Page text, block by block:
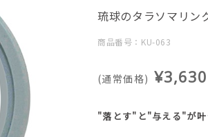
琉球のタラソマリン
商品番号：KU-063
(通常価格)
"落とす"と"与える"が叶